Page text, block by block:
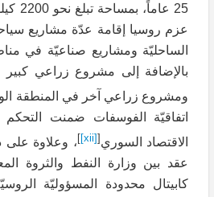
25
عزم روسيا إقامة عدّة مشاريع
الساحليّة ومشاريع صناعيّة في
بالإضافة إلى مشروع زراعي كبير
ومشروع زراعي آخر في المنطقة
اتفاقيّة الفوسفات ضمنت التحكم
الاقتصاد السوري [
[xii]
] ، وعلاوة على
عقد بين وزارة النفط والثروة
كابيتال محدودة المسؤوليّة